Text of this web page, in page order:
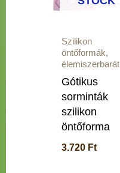
Szilikon
öntőformák,
élemiszerbarát
Gótikus
sorminták
szilikon
öntőforma
3.720 Ft